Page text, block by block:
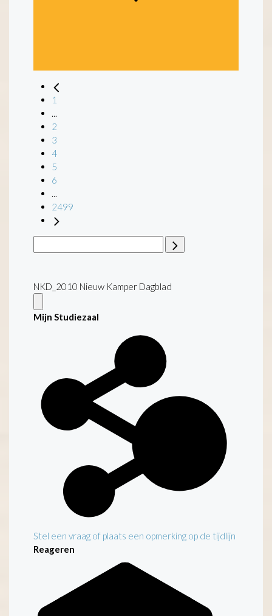
1
2
3
4
5
6
2499
NKD_2010 Nieuw Kamper Dagblad
Mijn Studiezaal
Stel een vraag of plaats een opmerking op de tijdlijn
Reageren